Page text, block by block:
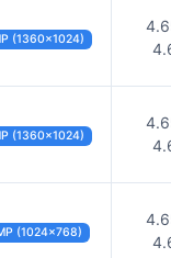
(1360×1024)
(1360×1024)
(1024×768)